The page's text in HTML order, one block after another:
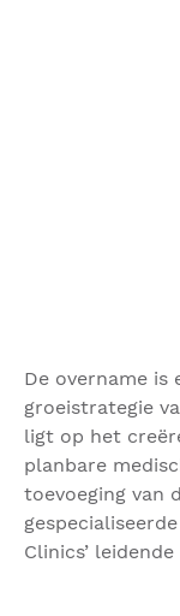
De overname is
groeistrategie
ligt op het
planbare
toevoeging van
Clinics’